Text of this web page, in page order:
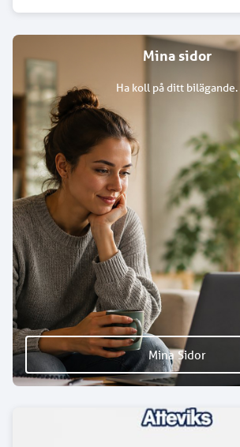
Mina sidor
Ha koll på ditt bilägande.
Mina Sidor